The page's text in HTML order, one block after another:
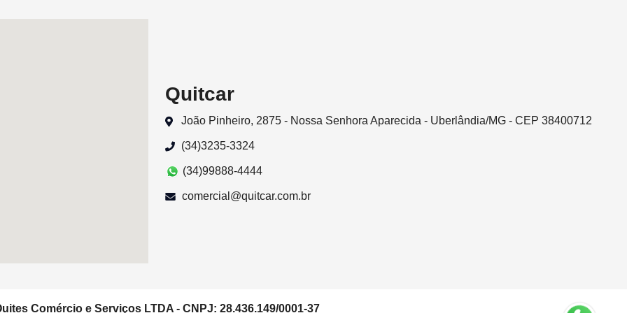
Quitcar
João Pinheiro, 2875 - Nossa Senhora Aparecida - Uberlândia/MG - CEP 38400712
(34)3235-3324
(34)99888-4444
comercial@quitcar.com.br
Comércio e Serviços LTDA - CNPJ: 28.436.149/0001-37